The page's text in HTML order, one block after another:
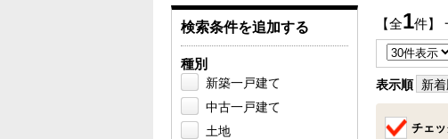
レオガーデン新船橋 紫吹の街Ⅱ
レオガーデン船橋法典 朝陽の街〔第1期〕
市川市の学区から探す
総武線沿線の未公開物件情報について
太陽光発電システム
【全1件】
表示順 新
チェ
検索条件を追加する
種別
新築一戸建て
中古一戸建て
土地